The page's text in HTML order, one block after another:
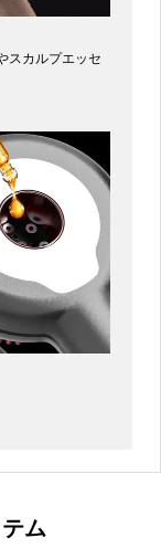
スカルプエッセ
ム